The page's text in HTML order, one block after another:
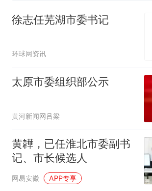
核查
搜，网友：天塌了！
徐志任芜湖市委书记
环球网资讯
太原市委组织部公示
黄河新闻网吕梁
黄韡，已任淮北市委副书
记、市长候选人
网易安徽 APP专享